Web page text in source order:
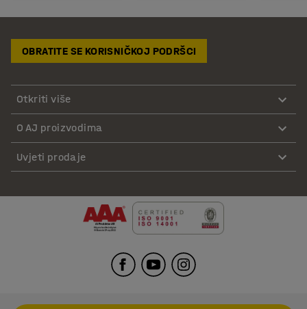
OBRATITE SE KORISNIČKOJ PODRŠCI
Otkriti više
O AJ proizvodima
Uvjeti prodaje